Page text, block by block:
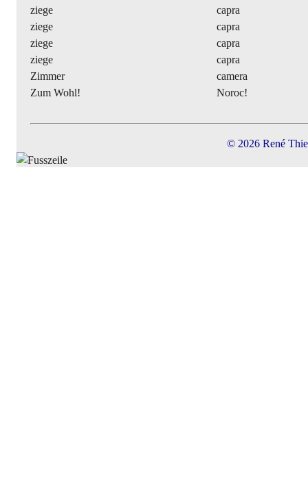
ziege
capra
ziege
capra
ziege
capra
ziege
capra
Zimmer
camera
Zum Wohl!
Noroc!
© 2026 René